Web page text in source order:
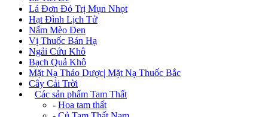
Lá Đơn Đỏ Trị Mụn Nhọt
Hạt Đình Lịch Tử
Nấm Mèo Đen
Vị Thuốc Bán Hạ
Ngải Cứu Khô
Bạch Quả Khô
Mặt Nạ Thảo Dược| Mặt Nạ Thuốc Bắc
Cây Cải Trời
Các sản phẩm Tam Thất
- Hoa tam thất